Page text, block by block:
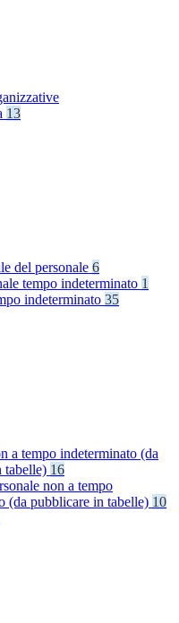
13
del personale 6
tempo indeterminato 1
indeterminato 35
a tempo indeterminato (da
tabelle) 16
non a tempo
(da pubblicare in tabelle) 10